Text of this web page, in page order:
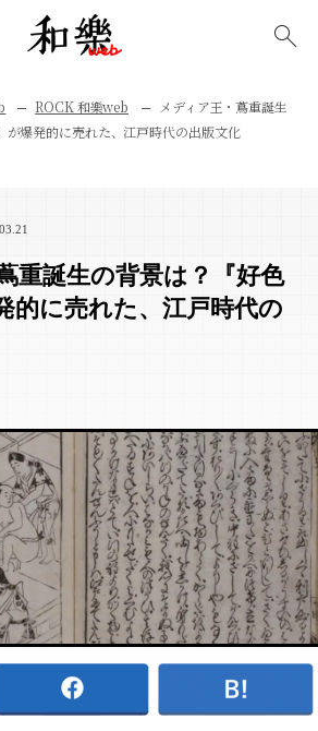
ROCK 和樂web
メディア王・蔦重誕生
が爆発的に売れた、江戸時代の出版文化
重誕生の背景は？『好色
的に売れた、江戸時代の